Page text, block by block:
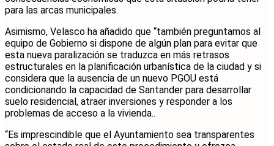
para las arcas municipales.
Asimismo, Velasco ha añadido que “también preguntamos al
equipo de Gobierno si dispone de algún plan para evitar que
esta nueva paralización se traduzca en más retrasos
estructurales en la planificación urbanística de la ciudad y si
considera que la ausencia de un nuevo PGOU está
condicionando la capacidad de Santander para desarrollar
suelo residencial, atraer inversiones y responder a los
problemas de acceso a la vivienda..
“Es imprescindible que el Ayuntamiento sea transparentes